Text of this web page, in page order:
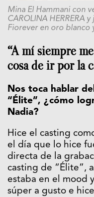
Mina El Hammani con
CAROLINA HERRERA
Fiorever en oro blanco
“A mí siempre
cosa de ir por la
Nos toca hablar
“Élite”, ¿cómo
Nadia?
Hice el casting
el día que lo hice
directa de la
casting de “Élite”,
estaba en el mood
súper a gusto e